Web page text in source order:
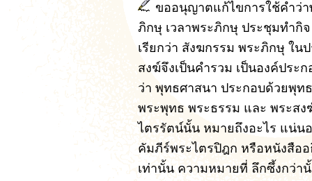
ขออนุญาตแก้ไขการใช้คำว่
ภิกษุ เวลาพระภิกษุ ประชุมทำกิ
เรียกว่า สังฆกรรม พระภิกษุ ใน
สงฆ์จึงเป็นคำรวม เป็นองค์ประ
ว่า พุทธศาสนา ประกอบด้วยพุท
พระพุทธ พระธรรม และ พระสง
ไตรรัตน์นั้น หมายถึงอะไร แน่น
คัมภีร์พระไตรปิฎก หรือหนังสือ
เท่านั้น ความหมายที่ ลึกซึ้งกว่